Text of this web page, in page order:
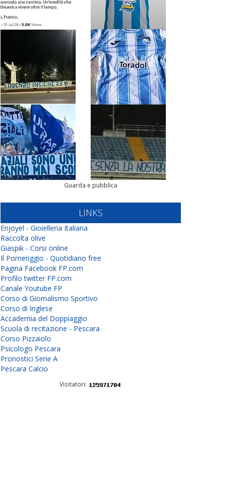
Guarda e pubblica
LINKS
Enjoyel - Gioielleria Italiana
Raccolta olive
Giaspik - Corsi online
Il Pomeriggio - Quotidiano free
Pagina Facebook FP.com
Profilo twitter FP.com
Canale Youtube FP
Corso di Giornalismo Sportivo
Corso di Inglese
Accademia del Doppiaggio
Scuola di recitazione - Pescara
Corso Pizzaiolo
Psicologo Pescara
Pronostici Serie A
Pescara Calcio
Visitatori: